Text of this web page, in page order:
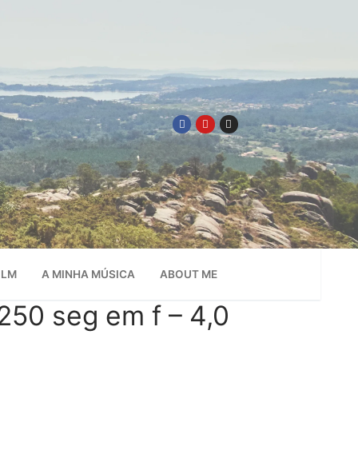
A MINHA MÚSICA ABOUT ME
seg em f – 4,0